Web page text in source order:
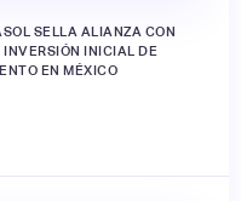
SELLA ALIANZA CON
INICIAL DE
EN MÉXICO